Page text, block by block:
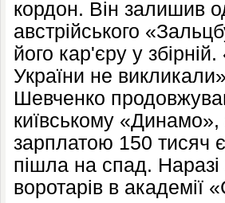
кордон. Він залишив
австрійського
його кар'єру у
України не
Шевченко
київському «Динамо»,
зарплатою 150 тисяч
пішла на спад.
воротарів в академії